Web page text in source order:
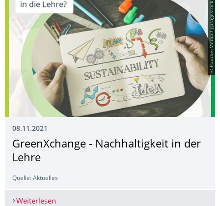
© PantherMedia / garagestock
08.11.2021
GreenXchange - Nachhaltigkeit in der
Lehre
Quelle: Aktuelles
Weiterlesen